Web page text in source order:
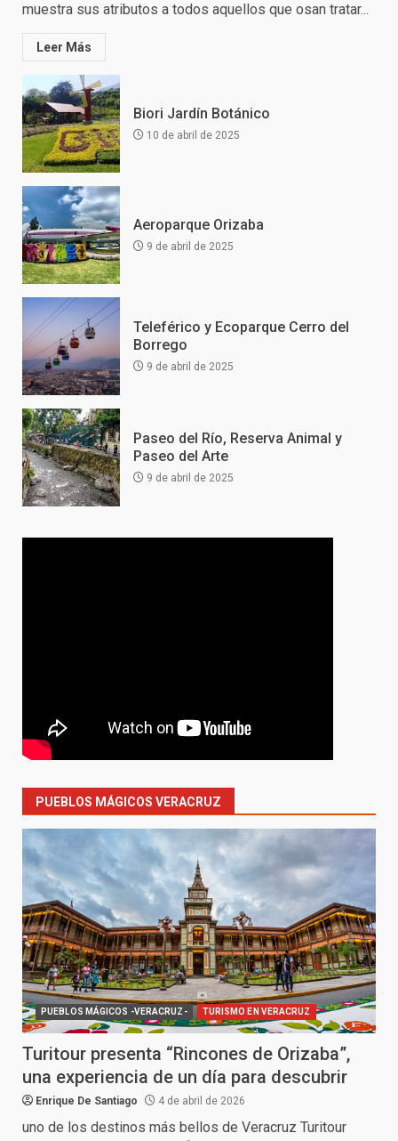
muestra sus atributos a todos aquellos que osan tratar...
Leer Más
Biori Jardín Botánico
10 de abril de 2025
Aeroparque Orizaba
9 de abril de 2025
Teleférico y Ecoparque Cerro del
Borrego
9 de abril de 2025
Paseo del Río, Reserva Animal y
Paseo del Arte
9 de abril de 2025
PUEBLOS MÁGICOS VERACRUZ
PUEBLOS MÁGICOS -VERACRUZ- TURISMO EN VERACRUZ
Turitour presenta “Rincones de Orizaba”,
una experiencia de un día para descubrir
Enrique De Santiago 4 de abril de 2026
uno de los destinos más bellos de Veracruz Turitour